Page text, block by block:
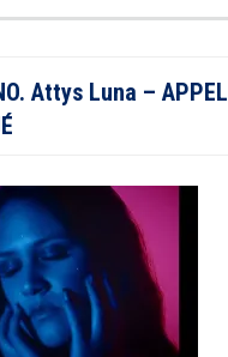
Attys Luna – APPEL